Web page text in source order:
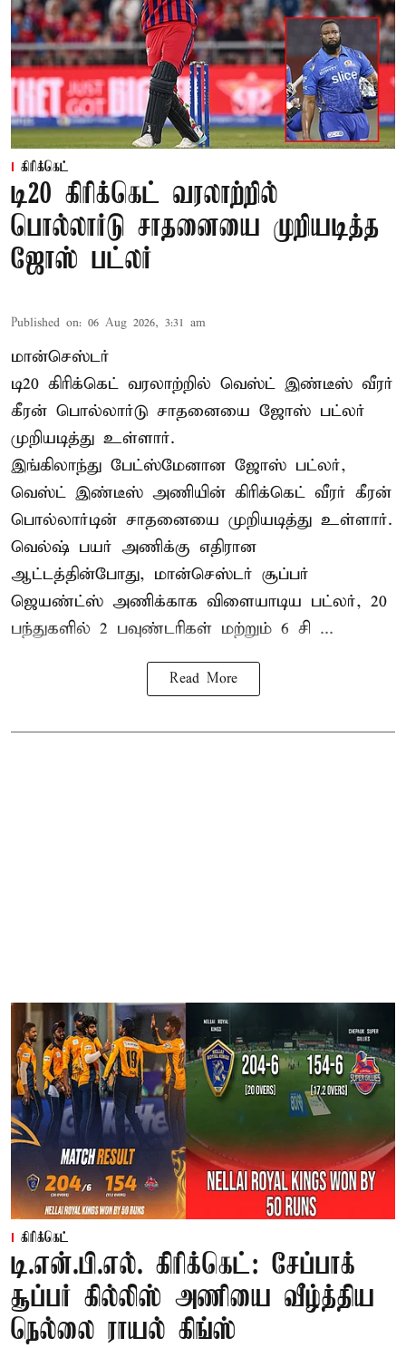
கிரிக்கெட்
டி20 கிரிக்கெட் வரலாற்றில்
பொல்லார்டு சாதனையை முறியடித்த
ஜோஸ் பட்லர்
Published on: 06 Aug 2026, 3:31 am
மான்செஸ்டர்
டி20 கிரிக்கெட் வரலாற்றில் வெஸ்ட் இண்டீஸ் வீரர்
கீரன் பொல்லார்டு சாதனையை ஜோஸ் பட்லர்
முறியடித்து உள்ளார்.
இங்கிலாந்து பேட்ஸ்மேனான ஜோஸ் பட்லர்,
வெஸ்ட் இண்டீஸ் அணியின் கிரிக்கெட் வீரர் கீரன்
பொல்லார்டின் சாதனையை முறியடித்து உள்ளார்.
வெல்ஷ் பயர் அணிக்கு எதிரான
ஆட்டத்தின்போது, மான்செஸ்டர் சூப்பர்
ஜெயண்ட்ஸ் அணிக்காக விளையாடிய பட்லர், 20
பந்துகளில் 2 பவுண்டரிகள் மற்றும் 6 சி ...
Read More
கிரிக்கெட்
டி.என்.பி.எல். கிரிக்கெட்: சேப்பாக்
சூப்பர் கில்லிஸ் அணியை வீழ்த்திய
நெல்லை ராயல் கிங்ஸ்